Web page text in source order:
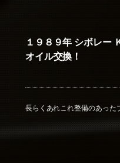
１９８９年 シボレー
オイル交換！
長らくあれこれ整備のあった